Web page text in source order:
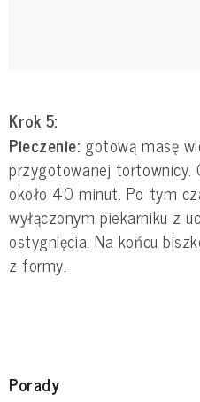
Krok 5:
Pieczenie: gotową masę
przygotowanej tortownicy.
około 40 minut. Po tym
wyłączonym piekarniku z
ostygnięcia. Na końcu
z formy.
Porady